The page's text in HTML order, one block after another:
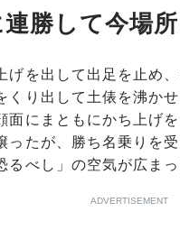
勝して今場所
を出して出足を止め
くり出して土俵を沸か
面にまともにかち上げ
ったが、勝ち名乗りを
べし」の空気が広まっ
ADVERTISEMENT